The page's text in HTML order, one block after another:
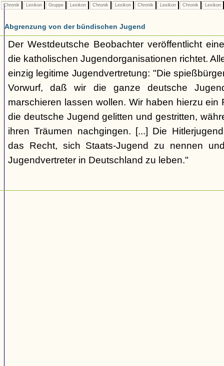
Chronik Lexikon Gruppe Lexikon Chronik Lexikon Chronik Lexikon Chronik Lexikon
Abgrenzung von der bündischen Jugend
Der Westdeutsche Beobachter veröffentlicht
die katholischen Jugendorganisationen richtet.
einzig legitime Jugendvertretung: "Die
Vorwurf, daß wir die ganze deutsche
marschieren lassen wollen. Wir haben hierzu ein
die deutsche Jugend gelitten und gestritten,
ihren Träumen nachgingen. [...] Die
das Recht, sich Staats-Jugend zu nennen
Jugendvertreter in Deutschland zu leben."